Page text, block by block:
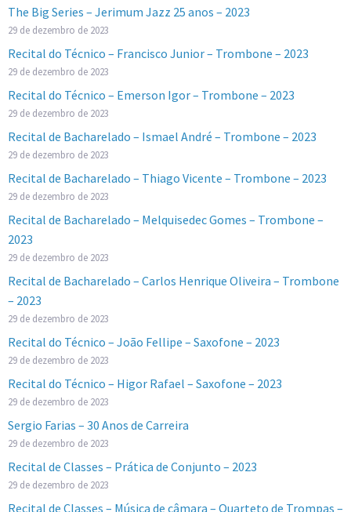
The Big Series – Jerimum Jazz 25 anos – 2023
29 de dezembro de 2023
Recital do Técnico – Francisco Junior – Trombone – 2023
29 de dezembro de 2023
Recital do Técnico – Emerson Igor – Trombone – 2023
29 de dezembro de 2023
Recital de Bacharelado – Ismael André – Trombone – 2023
29 de dezembro de 2023
Recital de Bacharelado – Thiago Vicente – Trombone – 2023
29 de dezembro de 2023
Recital de Bacharelado – Melquisedec Gomes – Trombone –
2023
29 de dezembro de 2023
Recital de Bacharelado – Carlos Henrique Oliveira – Trombone
– 2023
29 de dezembro de 2023
Recital do Técnico – João Fellipe – Saxofone – 2023
29 de dezembro de 2023
Recital do Técnico – Higor Rafael – Saxofone – 2023
29 de dezembro de 2023
Sergio Farias – 30 Anos de Carreira
29 de dezembro de 2023
Recital de Classes – Prática de Conjunto – 2023
29 de dezembro de 2023
Recital de Classes – Música de câmara – Quarteto de Trompas –